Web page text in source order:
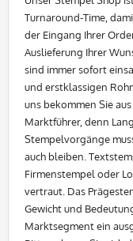
Turnaround-Time,
der Eingang Ihrer
Auslieferung Ihrer
sind immer sofort
und erstklassigen
uns bekommen Sie
Marktführer, denn
Stempelvorgänge
auch bleiben.
Firmenstempel oder
vertraut. Das
Gewicht und
Marktsegment ein